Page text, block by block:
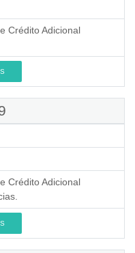
Crédito Adicional
Crédito Adicional